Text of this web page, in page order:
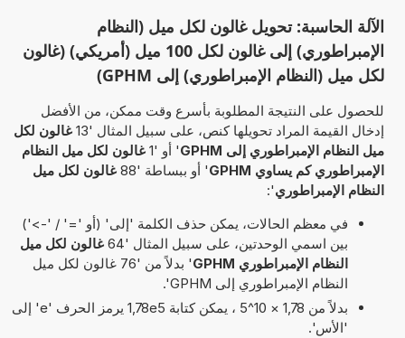
الآلة الحاسبة: تحويل غالون لكل ميل (النظام
الإمبراطوري) إلى غالون لكل 100 ميل (أمريكي) (غالون
لكل ميل (النظام الإمبراطوري) إلى GPHM)
للحصول على النتيجة المطلوبة بأسرع وقت ممكن، من الأفضل
إدخال القيمة المراد تحويلها كنص، على سبيل المثال '13
غالون لكل
ميل النظام الإمبراطوري إلى GPHM
' أو '1 غالون لكل ميل النظام
الإمبراطوري كم يساوي GPHM
' أو ببساطة '88
غالون لكل ميل
النظام الإمبراطوري':
في معظم الحالات، يمكن حذف الكلمة 'إلى' (أو '=' / '->')
بين اسمي الوحدتين، على سبيل المثال '64
غالون لكل ميل
النظام الإمبراطوري GPHM
' بدلاً من '76 غالون لكل ميل
النظام الإمبراطوري إلى GPHM'.
بدلاً من 1,78 × 10^5 ، يمكن كتابة 1,78e5 يرمز الحرف 'e' إلى
'الأس'.